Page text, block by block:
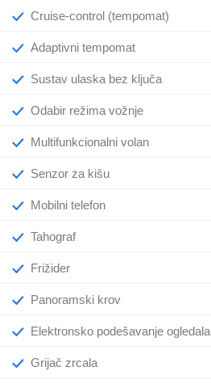
Cruise-control (tempomat)
Adaptivni tempomat
Sustav ulaska bez ključa
Odabir režima vožnje
Multifunkcionalni volan
Senzor za kišu
Mobilni telefon
Tahograf
Frižider
Panoramski krov
Elektronsko podešavanje ogledala
Grijač zrcala